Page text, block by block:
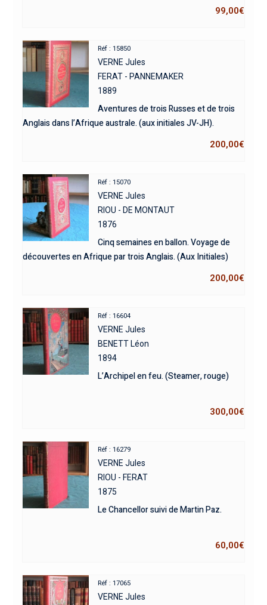
99,00€
Réf : 15850
VERNE Jules
FERAT - PANNEMAKER
1889
Aventures de trois Russes et de trois
Anglais dans l’Afrique australe. (aux initiales JV-JH).
200,00€
Réf : 15070
VERNE Jules
RIOU - DE MONTAUT
1876
Cinq semaines en ballon. Voyage de
découvertes en Afrique par trois Anglais. (Aux Initiales)
200,00€
Réf : 16604
VERNE Jules
BENETT Léon
1894
L’Archipel en feu. (Steamer, rouge)
300,00€
Réf : 16279
VERNE Jules
RIOU - FERAT
1875
Le Chancellor suivi de Martin Paz.
60,00€
Réf : 17065
VERNE Jules